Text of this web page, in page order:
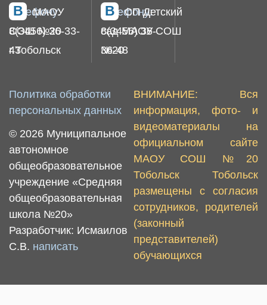
телефону:
8(3456) 36-33-
43
МАОУ
СОШ №20
г.Тобольск
телефону:
8(3456) 36-
36-48
СП Детский
сад МАОУ СОШ
№20
Политика обработки
персональных данных
© 2026 Муниципальное
автономное
общеобразовательное
учреждение «Средняя
общеобразовательная
школа №20»
Разработчик: Исмаилов
С.В. написать
ВНИМАНИЕ: Вся
информация, фото- и
видеоматериалы на
официальном сайте
МАОУ СОШ №20
Тобольск Тобольск
размещены с согласия
сотрудников, родителей
(законный
представителей)
обучающихся